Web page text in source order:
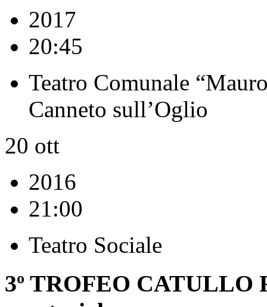
2017
20:45
Teatro Comunale
Canneto sull’Oglio
20 ott
2016
21:00
Teatro Sociale
3º TROFEO CATULLO